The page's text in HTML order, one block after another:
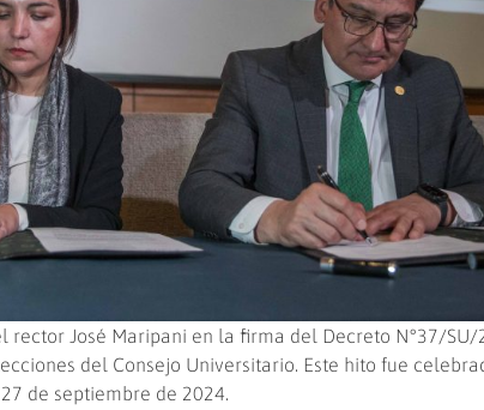
rector José Maripani en la firma del Decreto N°37/SU/
del Consejo Universitario. Este hito fue
de septiembre de 2024.